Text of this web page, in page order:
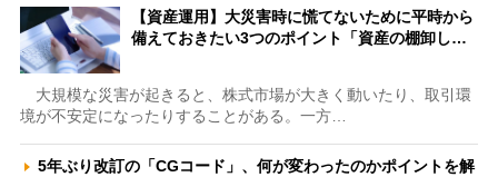
【資産運用】大災害時に慌てないために平時から
備えておきたい3つのポイント「資産の棚卸し…
大規模な災害が起きると、株式市場が大きく動いたり、取引環
境が不安定になったりすることがある。一方…
5年ぶり改訂の「CGコード」、何が変わったのかポイントを解